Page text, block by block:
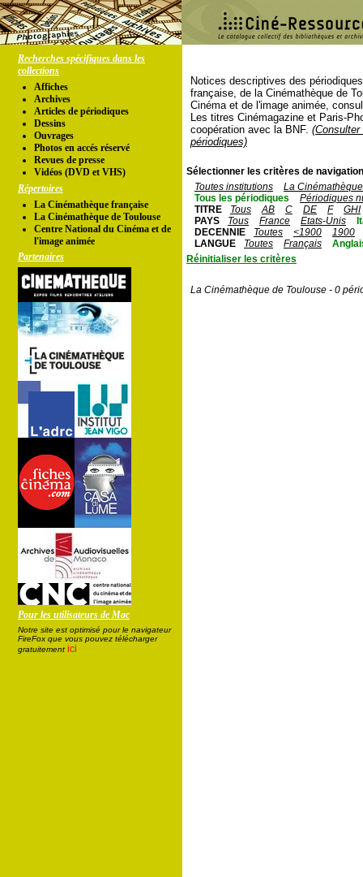
Recherches spécifiques dans les
collections
Affiches
Archives
Articles de périodiques
Dessins
Ouvrages
Photos en accés réservé
Revues de presse
Vidéos (DVD et VHS)
Répertoires
La Cinémathèque française
La Cinémathèque de Toulouse
Centre National du Cinéma et de
l'image animée
Partenaires
Pour les utilisateurs de Mac
Notre site est optimisé pour le navigateur
FireFox que vous pouvez télécharger
gratuitement ici
Notices descriptives des
française, de la Cinémathèque de
Cinéma et de l'image animée,
Les titres Cinémagazine et Paris-
coopération avec la BNF.
périodiques)
Sélectionner les critères de
Toutes institutions
La
Tous les périodiques
Périodiques
TITRE
Tous AB C DE F
GHI
PAYS
Tous France Etats-Unis
DECENNIE
Toutes <1900
1900
LANGUE
Toutes Français
Réinitialiser les critères
La Cinémathèque de Toulouse - 0